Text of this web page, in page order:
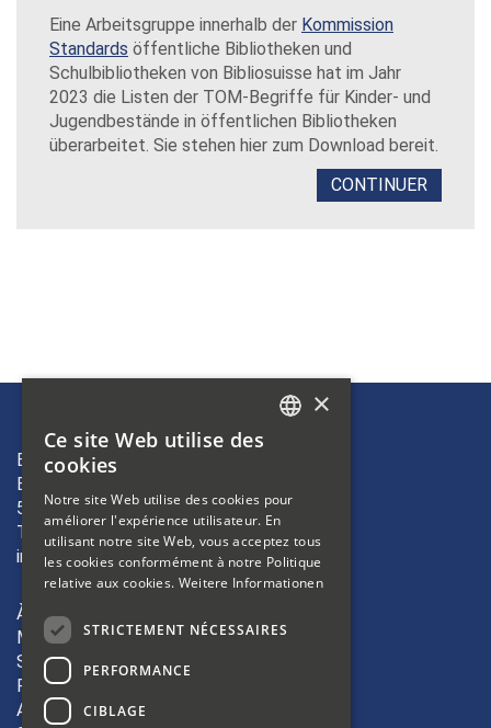
Eine Arbeitsgruppe innerhalb der Kommission
Standards öffentliche Bibliotheken und
Schulbibliotheken von Bibliosuisse hat im Jahr
2023 die Listen der TOM-Begriffe für Kinder- und
Jugendbestände in öffentlichen Bibliotheken
überarbeitet. Sie stehen hier zum Download bereit.
CONTINUER
Bibliosuisse
Bleichemattstrasse 42
5000 Aarau
T +41 62 823 19 38
info(at)bibliosuisse.ch
À propos
Membres
Sections
Formation
Activités
×
Ce site Web utilise des
cookies
Notre site Web utilise des cookies pour
améliorer l'expérience utilisateur. En
utilisant notre site Web, vous acceptez tous
les cookies conformément à notre Politique
relative aux cookies. Weitere Informationen
STRICTEMENT NÉCESSAIRES
PERFORMANCE
CIBLAGE